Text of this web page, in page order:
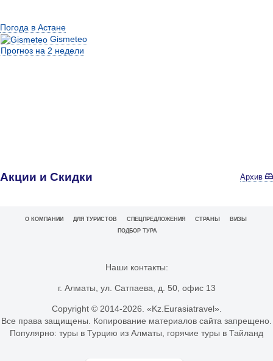
Погода в Астане
Gismeteo
Прогноз на 2 недели
Акции и Скидки Архив
О КОМПАНИИ ДЛЯ ТУРИСТОВ СПЕЦПРЕДЛОЖЕНИЯ СТРАНЫ
ВИЗЫ
ПОДБОР ТУРА
Наши контакты:
г. Алматы, ул. Сатпаева, д. 50, офис 13
Copyright © 2014-2026. «Kz.Eurasiatravel».
Все права защищены. Копирование материалов сайта запрещено.
Популярно: туры в Турцию из Алматы горячие туры в Тайланд